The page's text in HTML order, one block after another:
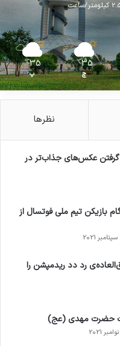
ساعت
35
℃
چ
35
℃
پ
نظرها
گرفتن عکس‌های جذاب‌تر در
بازیکن تیم ملی فوتسال از
رد دد ریدمپشن را
حضرت مهدی (عج)